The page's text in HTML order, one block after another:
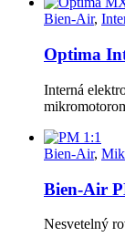
Bien-Air,
Optima
Interná
Bien-Air,
Bien-Air
Nesvetelný